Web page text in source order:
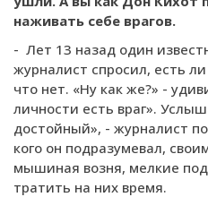
наживать себе врагов.
- Лет 13 назад один
журналист спросил, есть
что нет. «Ну как же?» -
личности есть враг».
достойный», - журналист
кого он подразумевал,
мышиная возня, мелкие
тратить на них время.